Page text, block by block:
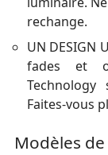
rechange.
UN DESIGN
fades et
Faites-vous
Modèles